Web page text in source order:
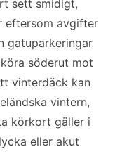
sett smidigt,
eftersom avgifter
gatuparkeringar
söderut mot
vinterdäck kan
vintern,
körkort gäller i
eller akut